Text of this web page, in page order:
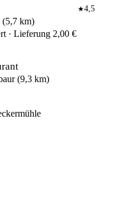
★4,5
(5,7 km)
· Lieferung 2,00 €
(9,3 km)